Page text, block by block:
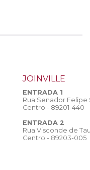
JOINVILLE
ENTRADA 1
Rua Senador
Centro - 89201-440
ENTRADA 2
Rua Visconde de
Centro - 89203-005